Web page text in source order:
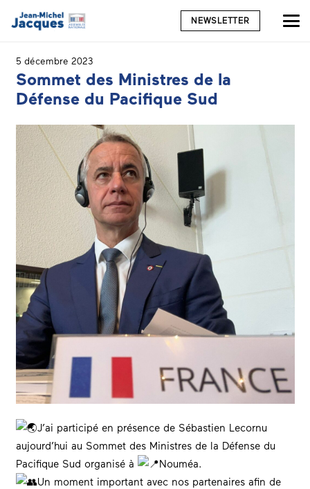
NEWSLETTER
5 décembre 2023
Sommet des Ministres de la
Défense du Pacifique Sud
J’ai participé en présence de Sébastien Lecornu
aujourd’hui au Sommet des Ministres de la Défense du
Pacifique Sud organisé à
Nouméa.
Un moment important avec nos partenairesafin de